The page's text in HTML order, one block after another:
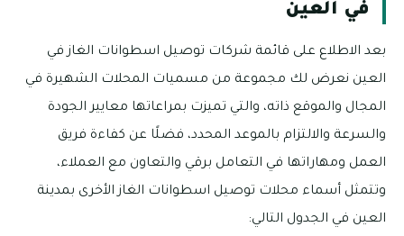
في العين
بعد الاطلاع على قائمة شركات توصيل اسطوانات الغاز في
العين نعرض لك مجموعة من مسميات المحلات الشهيرة في
المجال والموقع ذاته، والتي تميزت بمراعاتها معايير الجودة
والسرعة والالتزام بالموعد المحدد، فضلًا عن كفاءة فريق
العمل ومهاراتها في التعامل برقي والتعاون مع العملاء،
وتتمثل أسماء محلات توصيل اسطوانات الغاز الأخرى بمدينة
العين في الجدول التالي: